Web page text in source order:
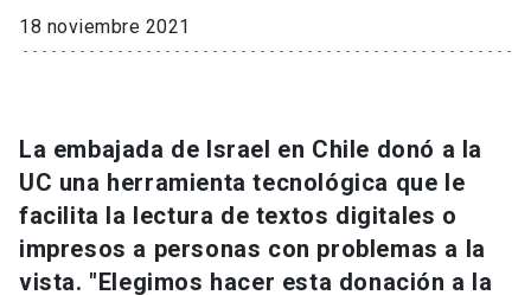
Internacionalización
Vinculación
Universidad
Información para keyboard_arrow_down
18 noviembre 2021
La embajada de Israel en Chile donó a la
UC una herramienta tecnológica que le
facilita la lectura de textos digitales o
impresos a personas con problemas a la
vista. "Elegimos hacer esta donación a la